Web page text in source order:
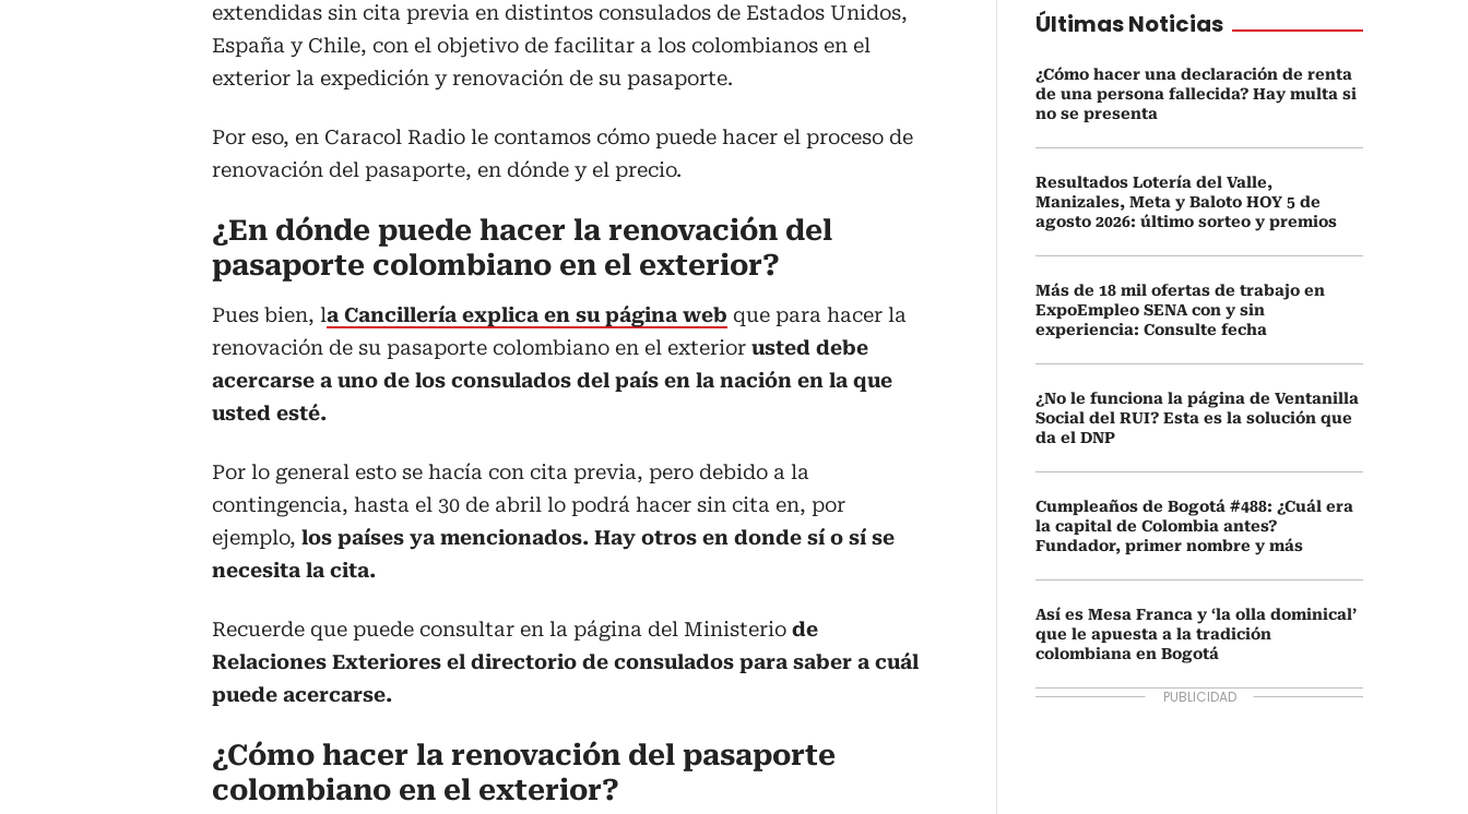
extendidas sin cita previa en distintos consulados de Estados Unidos,
España y Chile, con el objetivo de facilitar a los colombianos en el
exterior la expedición y renovación de su pasaporte.
Por eso, en Caracol Radio le contamos cómo puede hacer el proceso de
renovación del pasaporte, en dónde y el precio.
¿En dónde puede hacer la renovación del
pasaporte colombiano en el exterior?
Pues bien, la Cancillería explica en su página web que para hacer la
renovación de su pasaporte colombiano en el exterior usted debe
acercarse a uno de los consulados del país en la nación en la que
usted esté.
Por lo general esto se hacía con cita previa, pero debido a la
contingencia, hasta el 30 de abril lo podrá hacer sin cita en, por
ejemplo, los países ya mencionados. Hay otros en donde sí o sí se
necesita la cita.
Recuerde que puede consultar en la página del Ministerio de
Relaciones Exteriores el directorio de consulados para saber a cuál
puede acercarse.
¿Cómo hacer la renovación del pasaporte
colombiano en el exterior?
Últimas Noticias
¿Cómo hacer una declaración de renta
de una persona fallecida? Hay multa si
no se presenta
Resultados Lotería del Valle,
Manizales, Meta y Baloto HOY 5 de
agosto 2026: último sorteo y premios
Más de 18 mil ofertas de trabajo en
ExpoEmpleo SENA con y sin
experiencia: Consulte fecha
¿No le funciona la página de Ventanilla
Social del RUI? Esta es la solución que
da el DNP
Cumpleaños de Bogotá #488: ¿Cuál era
la capital de Colombia antes?
Fundador, primer nombre y más
Así es Mesa Franca y ‘la olla dominical’
que le apuesta a la tradición
colombiana en Bogotá